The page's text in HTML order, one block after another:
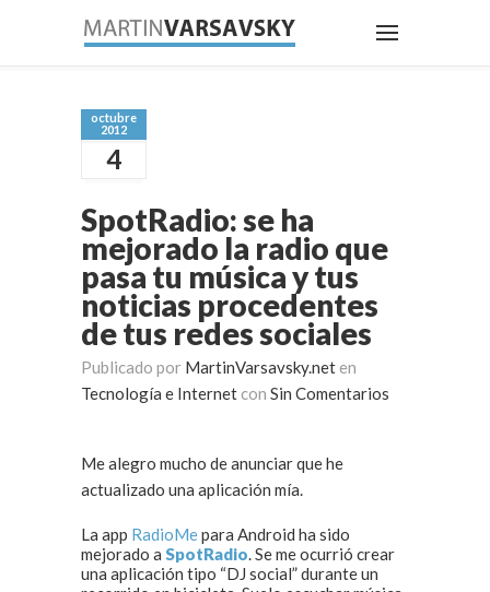
octubre
2012
4
SpotRadio: se ha
mejorado la radio que
pasa tu música y tus
noticias procedentes
de tus redes sociales
Publicado por MartinVarsavsky.net en
Tecnología e Internet con Sin Comentarios
Me alegro mucho de anunciar que he
actualizado una aplicación mía.
La app RadioMepara Android ha sido
mejorado a SpotRadio. Se me ocurrió crear
una aplicación tipo “DJ social” durante un